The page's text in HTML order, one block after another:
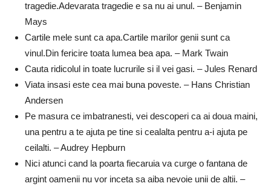
tragedie.Adevarata tragedie e sa nu ai unul. – Benjamin
Mays
Cartile mele sunt ca apa.Cartile marilor genii sunt ca
vinul.Din fericire toata lumea bea apa. – Mark Twain
Cauta ridicolul in toate lucrurile si il vei gasi. – Jules Renard
Viata insasi este cea mai buna poveste. – Hans Christian
Andersen
Pe masura ce imbatranesti, vei descoperi ca ai doua maini,
una pentru a te ajuta pe tine si cealalta pentru a-i ajuta pe
ceilalti. – Audrey Hepburn
Nici atunci cand la poarta fiecaruia va curge o fantana de
argint oamenii nu vor inceta sa aiba nevoie unii de altii. –